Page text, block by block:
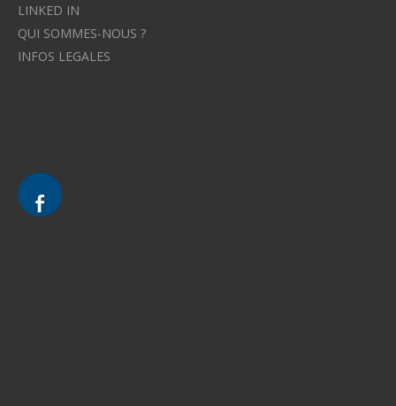
LINKED IN
QUI SOMMES-NOUS ?
INFOS LEGALES